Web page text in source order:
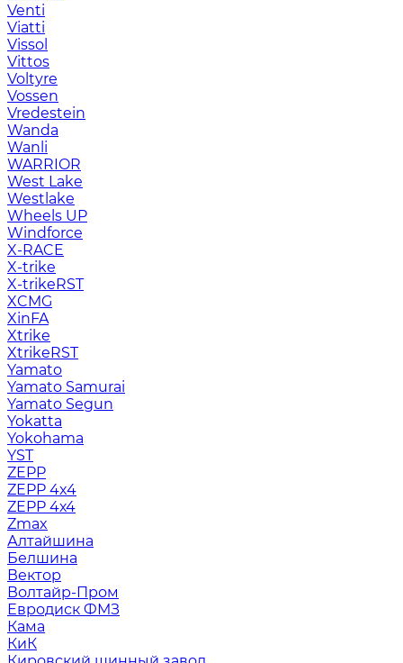
Venti
Viatti
Vissol
Vittos
Voltyre
Vossen
Vredestein
Wanda
Wanli
WARRIOR
West Lake
Westlake
Wheels UP
Windforce
X-RACE
X-trike
X-trikeRST
XCMG
XinFA
Xtrike
XtrikeRST
Yamato
Yamato Samurai
Yamato Segun
Yokatta
Yokohama
YST
ZEPP
ZEPP 4x4
ZEPP 4х4
Zmax
Алтайшина
Белшина
Вектор
Волтайр-Пром
Евродиск ФМЗ
Кама
КиК